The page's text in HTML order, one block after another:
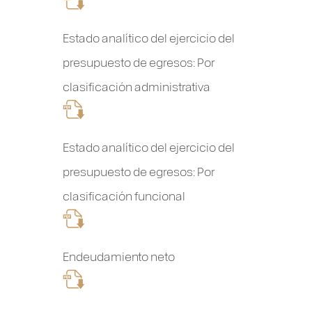
Estado analítico del ejercicio del
presupuesto de egresos: Por
clasificación administrativa
Estado analítico del ejercicio del
presupuesto de egresos: Por
clasificación funcional
Endeudamiento neto